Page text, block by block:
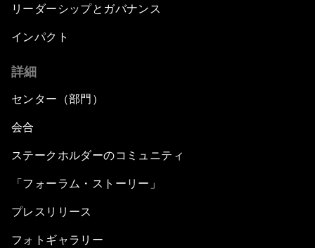
リーダーシップとガバナンス
インパクト
詳細
センター（部門）
会合
ステークホルダーのコミュニティ
「フォーラム・ストーリー」
プレスリリース
フォトギャラリー